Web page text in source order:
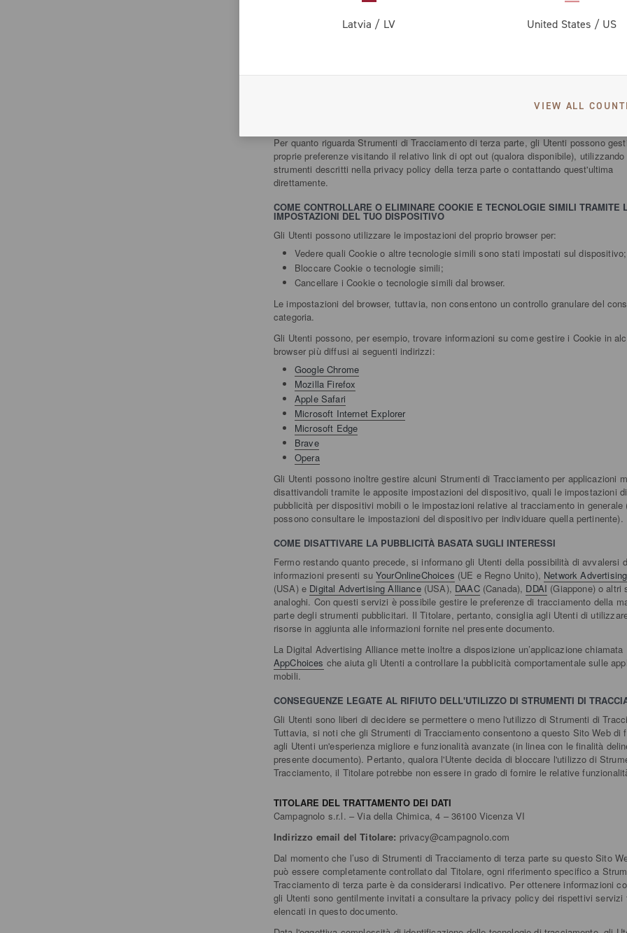
Latvia / LV United States / US
VIEW ALL
PUBBLICO SIMILE DI FACEBOOK (FACEBOOK IRELAND LTD)
consenso impostando o aggiornando le proprie preferenze tramite il relativo pannello
Per quanto riguarda Strumenti di Tracciamento di terza parte, gli Utenti possono
proprie preferenze visitando il relativo link di opt out (qualora disponibile),
strumenti descritti nella privacy policy della terza parte o contattando quest'ultima
direttamente.
COME CONTROLLARE O ELIMINARE COOKIE E TECNOLOGIE SIMILI TRAMITE
IMPOSTAZIONI DEL TUO DISPOSITIVO
Gli Utenti possono utilizzare le impostazioni del proprio browser per:
Vedere quali Cookie o altre tecnologie simili sono stati impostati sul dispositivo;
Bloccare Cookie o tecnologie simili;
Cancellare i Cookie o tecnologie simili dal browser.
Le impostazioni del browser, tuttavia, non consentono un controllo granulare del
categoria.
Gli Utenti possono, per esempio, trovare informazioni su come gestire i Cookie in
browser più diffusi ai seguenti indirizzi:
Google Chrome
Mozilla Firefox
Apple Safari
Microsoft Internet Explorer
Microsoft Edge
Brave
Opera
Gli Utenti possono inoltre gestire alcuni Strumenti di Tracciamento per applicazioni
disattivandoli tramite le apposite impostazioni del dispositivo, quali le impostazioni di
pubblicità per dispositivi mobili o le impostazioni relative al tracciamento in generale
possono consultare le impostazioni del dispositivo per individuare quella pertinente).
COME DISATTIVARE LA PUBBLICITÀ BASATA SUGLI INTERESSI
Fermo restando quanto precede, si informano gli Utenti della possibilità di avvalersi
informazioni presenti suYourOnlineChoices (UE e Regno Unito), Network
(USA) e Digital Advertising Alliance(USA), DAAC(Canada), DDAI (Giappone) o altri
analoghi. Con questi servizi è possibile gestire le preferenze di tracciamento della
parte degli strumenti pubblicitari. Il Titolare, pertanto, consiglia agli Utenti di
risorse in aggiunta alle informazioni fornite nel presente documento.
La Digital Advertising Alliance mette inoltre a disposizione un’applicazione chiamata
AppChoices che aiuta gli Utenti a controllare la pubblicità comportamentale sulle
mobili.
CONSEGUENZE LEGATE AL RIFIUTO DELL'UTILIZZO DI STRUMENTI DI
Gli Utenti sono liberi di decidere se permettere o meno l'utilizzo di Strumenti di
Tuttavia, si noti che gli Strumenti di Tracciamento consentono a questo Sito Web di
agli Utenti un'esperienza migliore e funzionalità avanzate (in linea con le finalità
presente documento). Pertanto, qualora l'Utente decida di bloccare l'utilizzo di
Tracciamento, il Titolare potrebbe non essere in grado di fornire le relative
TITOLARE DEL TRATTAMENTO DEI DATI
Campagnolo s.r.l. – Via della Chimica, 4 – 36100 Vicenza VI
Indirizzo email del Titolare: privacy@campagnolo.com
Dal momento che l’uso di Strumenti di Tracciamento di terza parte su questo Sito
può essere completamente controllato dal Titolare, ogni riferimento specifico a
Tracciamento di terza parte è da considerarsi indicativo. Per ottenere informazioni
gli Utenti sono gentilmente invitati a consultare la privacy policy dei rispettivi servizi
elencati in questo documento.